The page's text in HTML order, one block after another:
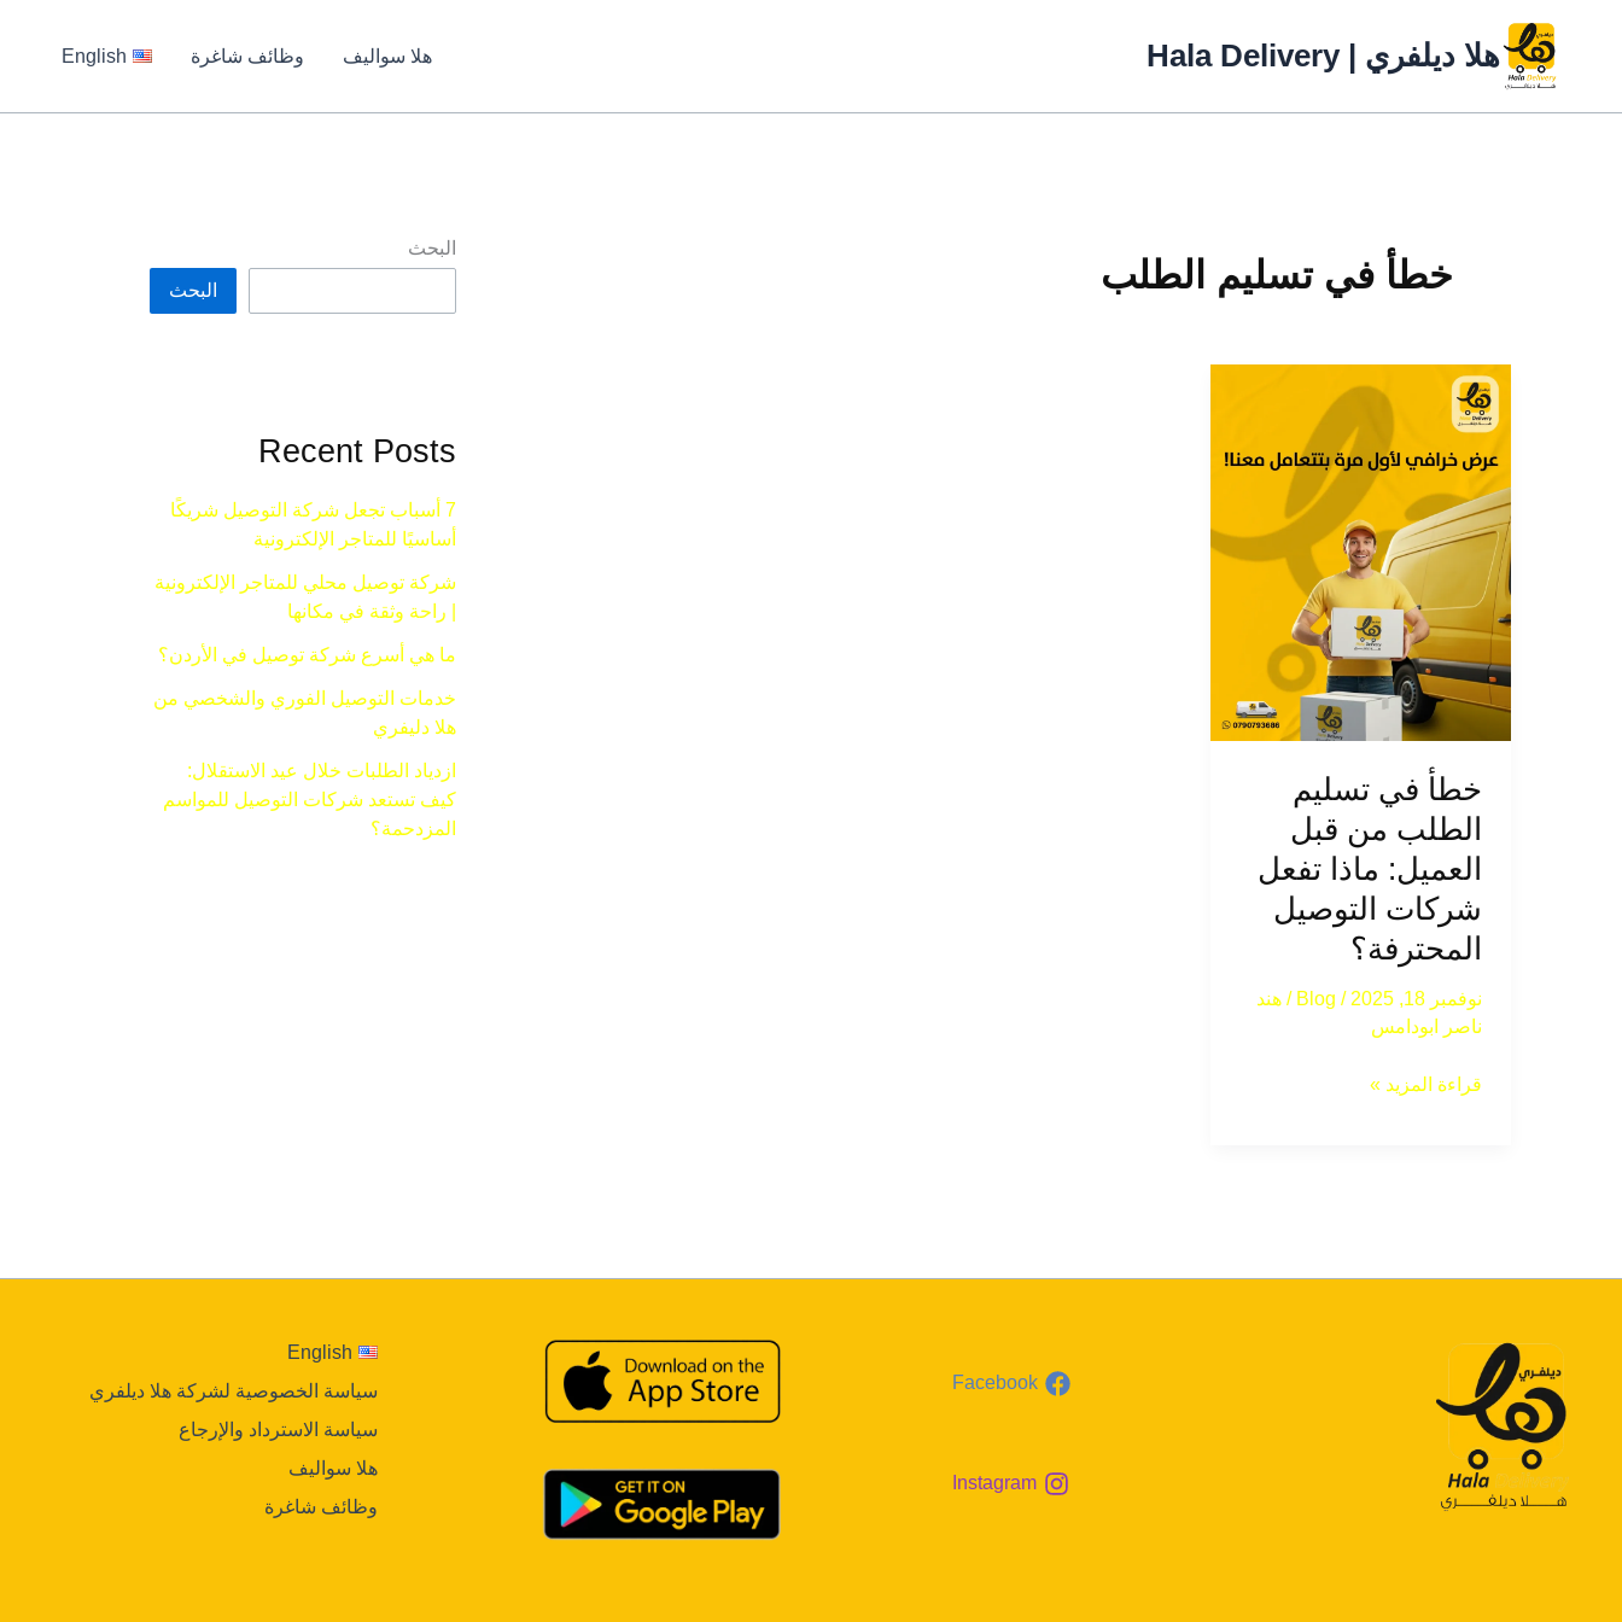
هلا ديلفري | Hala Delivery هلا سواليف وظائف شاغرة English
خطأ في تسليم الطلب
خطأ في تسليم
الطلب من قبل
العميل: ماذا تفعل
شركات التوصيل
المحترفة؟
نوفمبر 18, 2025 /
Blog
/ هند
ناصر ابودامس
خطأ
في
الطلب
من
قبل
ماذا
تفعل
شركات
التوصيل
المحترفة؟
قراءة المزيد »
البحث
البحث
Recent Posts
7 أسباب تجعل شركة التوصيل شريكًا
أساسيًا للمتاجر الإلكترونية
شركة توصيل محلي للمتاجر الإلكترونية
| راحة وثقة في مكانها
ما هي أسرع شركة توصيل في الأردن؟
خدمات التوصيل الفوري والشخصي من
هلا دليفري
ازدياد الطلبات خلال عيد الاستقلال:
كيف تستعد شركات التوصيل للمواسم
المزدحمة؟
Facebook
Instagram
English
سياسة الخصوصية لشركة هلا ديلفري
سياسة الاسترداد والإرجاع
هلا سواليف
وظائف شاغرة